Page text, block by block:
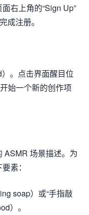
右上角的“Sign Up”
成注册。
。点击界面醒目位
始一个新的创作项
ASMR 场景描述。为
素：
soap）或“手指敲
）。